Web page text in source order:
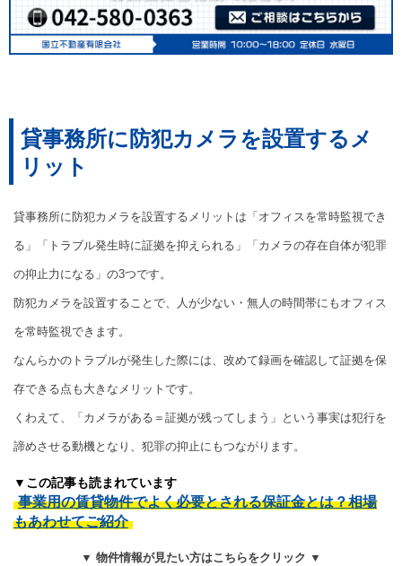
貸事務所に防犯カメラを設置するメ
リット
貸事務所に防犯カメラを設置するメリットは「オフィスを常時監視でき
る」「トラブル発生時に証拠を抑えられる」「カメラの存在自体が犯罪
の抑止力になる」の3つです。
防犯カメラを設置することで、人が少ない・無人の時間帯にもオフィス
を常時監視できます。
なんらかのトラブルが発生した際には、改めて録画を確認して証拠を保
存できる点も大きなメリットです。
くわえて、「カメラがある＝証拠が残ってしまう」という事実は犯行を
諦めさせる動機となり、犯罪の抑止にもつながります。
▼この記事も読まれています
事業用の賃貸物件でよく必要とされる保証金とは？相場
もあわせてご紹介
▼ 物件情報が見たい方はこちらをクリック ▼